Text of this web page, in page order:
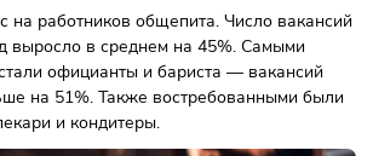
для специалистов связывают с тем,
избирательнее при выборе места
кадров в логистике влияет
провал 1990-х, переход специалистов
рост объёма операций.